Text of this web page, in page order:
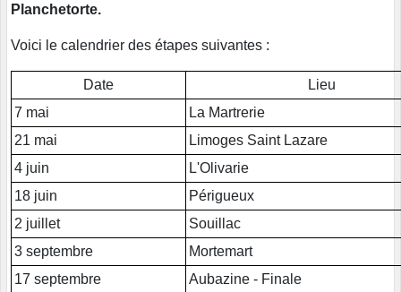
Planchetorte.
Voici le calendrier des étapes suivantes :
Date
Lieu
7 mai
La Martrerie
21 mai
Limoges Saint Lazare
4 juin
L'Olivarie
18 juin
Périgueux
2 juillet
Souillac
3 septembre
Mortemart
17 septembre
Aubazine - Finale